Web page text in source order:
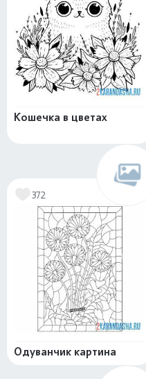
Кошечка в цветах
372
Одуванчик картина